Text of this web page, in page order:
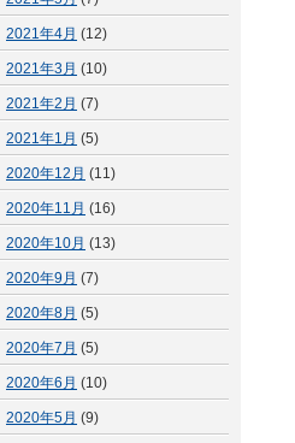
2021年4月 (12)
2021年3月 (10)
2021年2月 (7)
2021年1月 (5)
2020年12月 (11)
2020年11月 (16)
2020年10月 (13)
2020年9月 (7)
2020年8月 (5)
2020年7月 (5)
2020年6月 (10)
2020年5月 (9)